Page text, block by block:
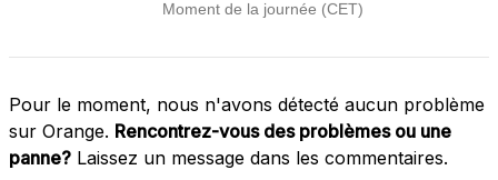
Pour le moment, nous n'avons détecté aucun problème
sur Orange. Rencontrez-vous des problèmes ou une
panne? Laissez un message dans les commentaires.